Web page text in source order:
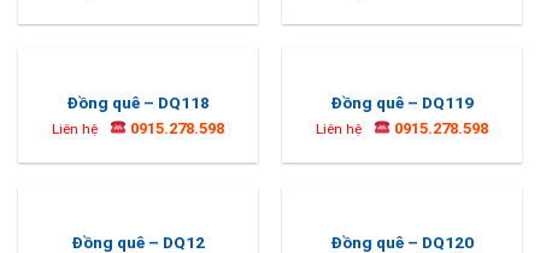
Đồng quê – DQ118
Liên hệ 0915.278.598
Đồng quê – DQ119
Liên hệ 0915.278.598
Đồng quê – DQ12 Đồng quê – DQ120